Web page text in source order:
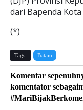
dari Bapenda
(*)
Tags: Batam
Komentar
komentator